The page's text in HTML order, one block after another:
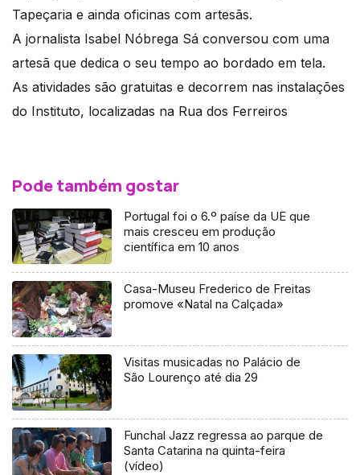
Tapeçaria e ainda oficinas com artesãs.
A jornalista Isabel Nóbrega Sá conversou com uma
artesã que dedica o seu tempo ao bordado em tela.
As atividades são gratuitas e decorrem nas instalações
do Instituto, localizadas na Rua dos Ferreiros
Pode também gostar
Portugal foi o 6.º paíse da UE que
mais cresceu em produção
científica em 10 anos
Casa-Museu Frederico de Freitas
promove «Natal na Calçada»
Visitas musicadas no Palácio de
São Lourenço até dia 29
Funchal Jazz regressa ao parque de
Santa Catarina na quinta-feira
(vídeo)